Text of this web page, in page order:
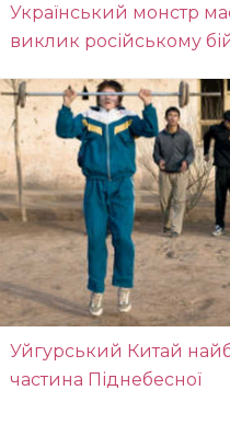
Український монстр
виклик російському
Уйгурський Китай
частина Піднебесної